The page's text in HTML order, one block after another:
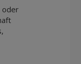
oder